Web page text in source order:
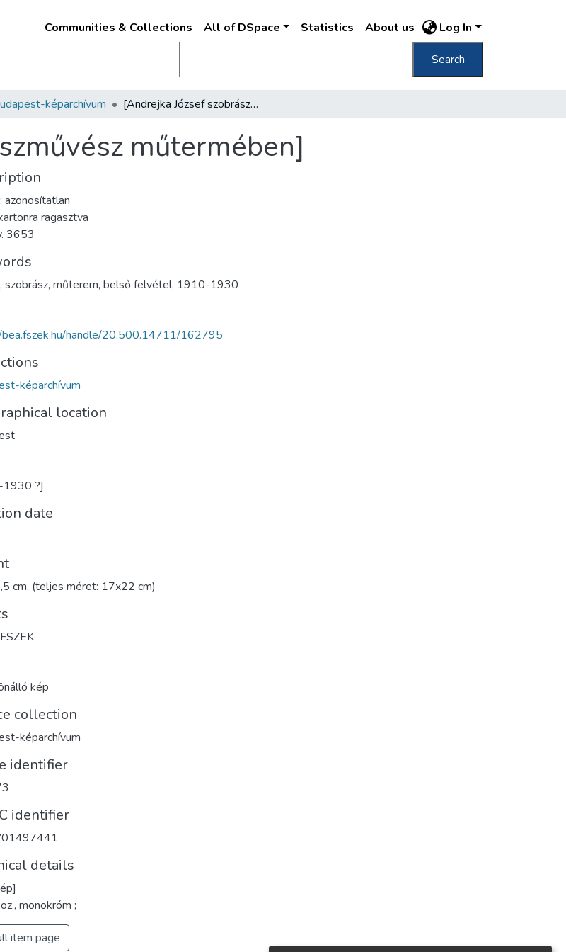
Communities & Collections All of DSpace Statistics About us Log In
Search
képarchívum [Andrejka József szobrászművész műtermében]
műtermében]
azonosítatlan
ragasztva
3653
, szobrász, műterem, belső felvétel, 1910-1930
handle/20.500.14711/162795
képarchívum
location
?]
date
cm, (teljes méret: 17x22 cm)
kép
collection
képarchívum
identifier
identifier
details
monokróm ;
item page